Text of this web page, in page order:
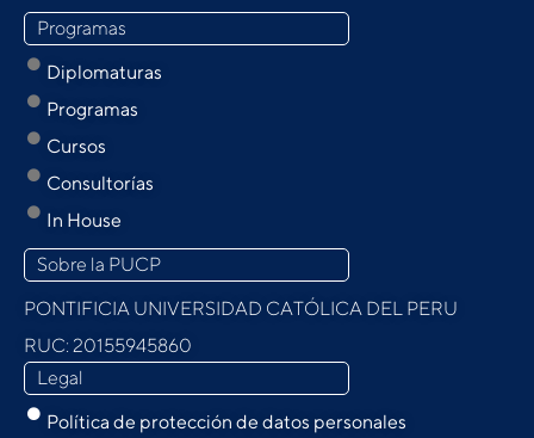
Programas
Diplomaturas
Programas
Cursos
Consultorías
In House
Sobre la PUCP
PONTIFICIA UNIVERSIDAD CATÓLICA DEL PERU
RUC: 20155945860
Legal
Política de protección de datos personales